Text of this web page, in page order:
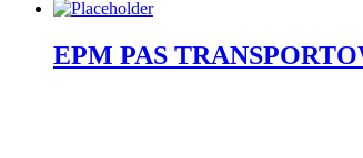
EPM PAS